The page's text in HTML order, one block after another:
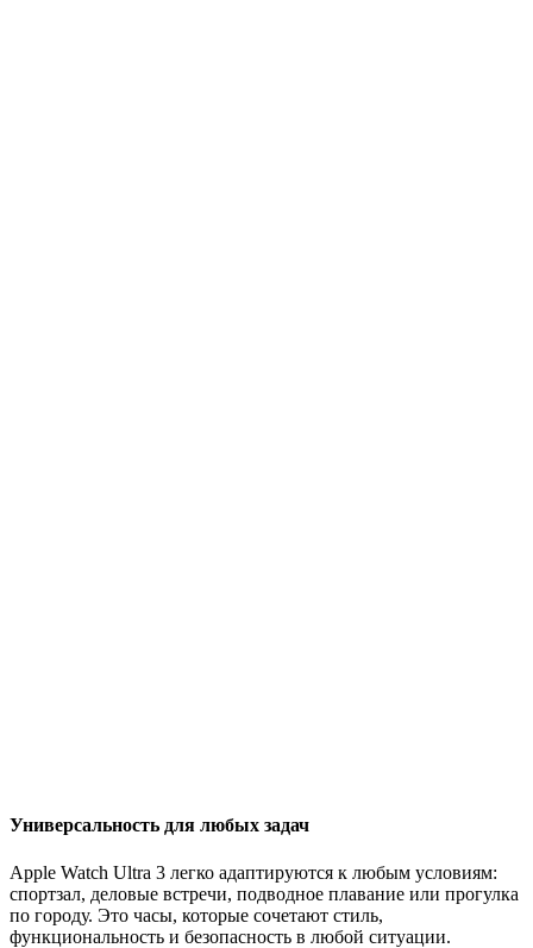
Универсальность для любых задач
Apple Watch Ultra 3 легко адаптируются к любым условиям:
спортзал, деловые встречи, подводное плавание или прогулка
по городу. Это часы, которые сочетают стиль,
функциональность и безопасность в любой ситуации.